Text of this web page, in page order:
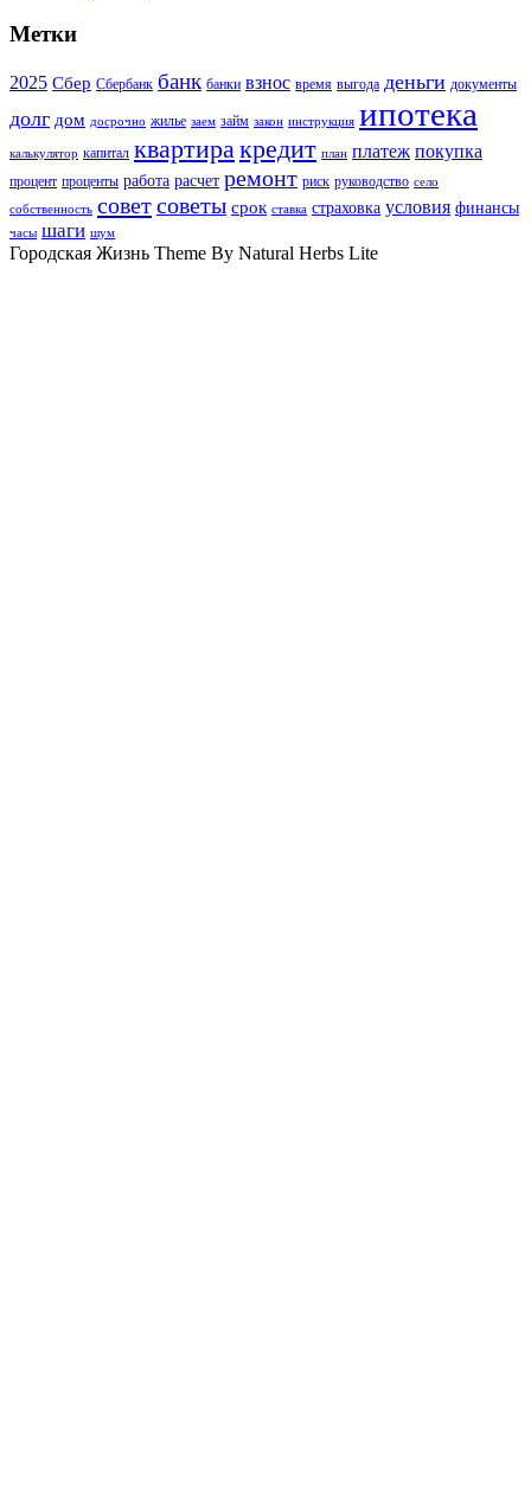
Метки
2025 Сбер Сбербанк банк банки взнос время выгода деньги документы
долг дом досрочно жилье заем займ закон инструкция ипотека
калькулятор капитал квартиракредит план платеж покупка
процент проценты работа расчет ремонт риск руководство село
собственность советсоветы срок ставка страховка условия финансы
часы шаги шум
Городская Жизнь Theme By Natural Herbs Lite